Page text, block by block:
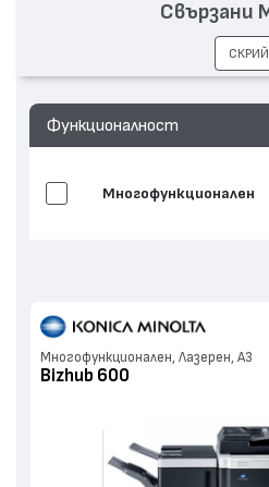
Функционалност
Многофункционален
Многофункционален, Лазерен, А3
Bizhub 600
Свързани
СКРИЙ